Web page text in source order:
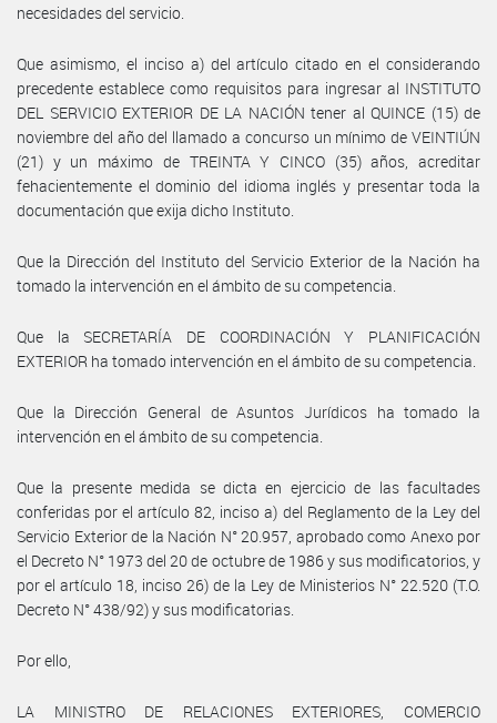
necesidades del servicio.
Que asimismo, el inciso a) del artículo citado en el considerando
precedente establece como requisitos para ingresar al INSTITUTO
DEL SERVICIO EXTERIOR DE LA NACIÓN tener al QUINCE (15) de
noviembre del año del llamado a concurso un mínimo de VEINTIÚN
(21) y un máximo de TREINTA Y CINCO (35) años, acreditar
fehacientemente el dominio del idioma inglés y presentar toda la
documentación que exija dicho Instituto.
Que la Dirección del Instituto del Servicio Exterior de la Nación ha
tomado la intervención en el ámbito de su competencia.
Que la SECRETARÍA DE COORDINACIÓN Y PLANIFICACIÓN
EXTERIOR ha tomado intervención en el ámbito de su competencia.
Que la Dirección General de Asuntos Jurídicos ha tomado la
intervención en el ámbito de su competencia.
Que la presente medida se dicta en ejercicio de las facultades
conferidas por el artículo 82, inciso a) del Reglamento de la Ley del
Servicio Exterior de la Nación N° 20.957, aprobado como Anexo por
el Decreto N° 1973 del 20 de octubre de 1986 y sus modificatorios, y
por el artículo 18, inciso 26) de la Ley de Ministerios N° 22.520 (T.O.
Decreto N° 438/92) y sus modificatorias.
Por ello,
LA MINISTRO DE RELACIONES EXTERIORES, COMERCIO